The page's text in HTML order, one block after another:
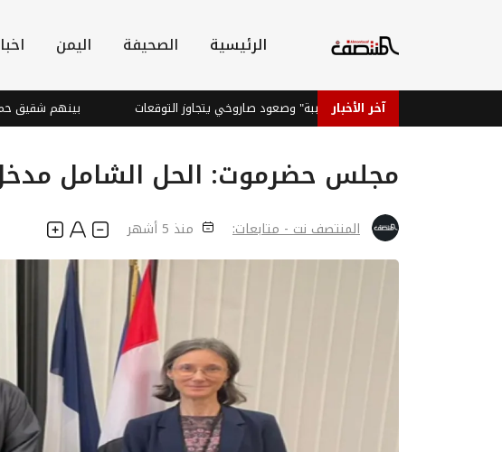
الرئيسية الصحيفة اليمن
آخر الأخبار
الذهب: هندسة "مذبحة الدببة" وصعود صاروخي يتجاوز التوقعات بينهم شقيق حمود
مجلس حضرموت: الحل الشامل
المنتصف نت - متابعات: منذ 5 أشهر